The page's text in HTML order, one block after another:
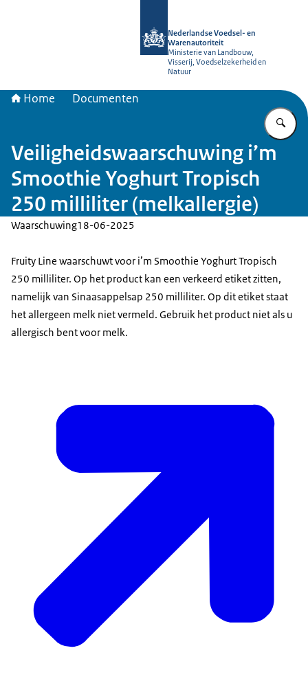
Nederlandse Voedsel- en
Warenautoriteit
Ministerie van Landbouw,
Visserij, Voedselzekerheid en
Natuur
Home Documenten
Veiligheidswaarschuwing i’m
Smoothie Yoghurt Tropisch
250 milliliter (melkallergie)
Waarschuwing18-06-2025
Fruity Line waarschuwt voor i’m Smoothie Yoghurt Tropisch
250 milliliter. Op het product kan een verkeerd etiket zitten,
namelijk van Sinaasappelsap 250 milliliter. Op dit etiket staat
het allergeen melk niet vermeld. Gebruik het product niet als u
allergisch bent voor melk.